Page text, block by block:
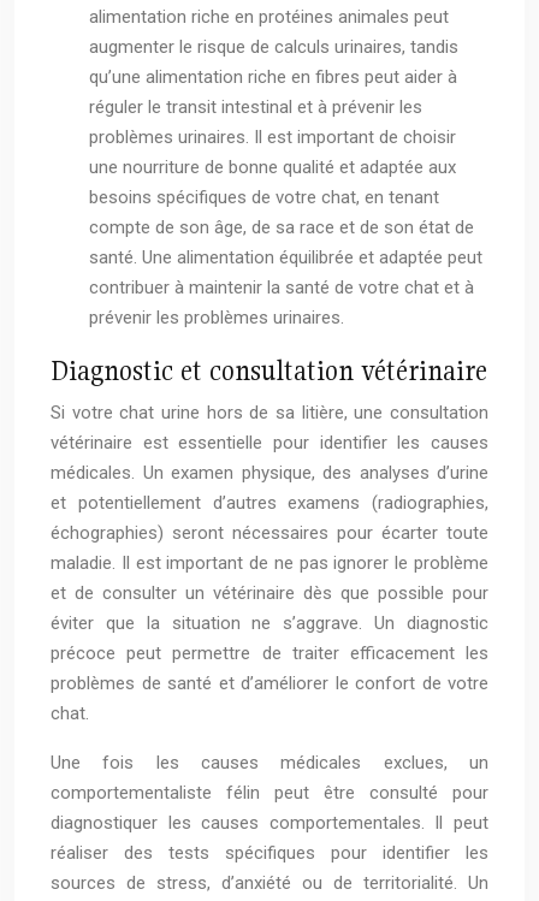
alimentation riche en protéines animales peut
augmenter le risque de calculs urinaires, tandis
qu’une alimentation riche en fibres peut aider à
réguler le transit intestinal et à prévenir les
problèmes urinaires. Il est important de choisir
une nourriture de bonne qualité et adaptée aux
besoins spécifiques de votre chat, en tenant
compte de son âge, de sa race et de son état de
santé. Une alimentation équilibrée et adaptée peut
contribuer à maintenir la santé de votre chat et à
prévenir les problèmes urinaires.
Diagnostic et consultation vétérinaire
Si votre chat urine hors de sa litière, une consultation
vétérinaire est essentielle pour identifier les causes
médicales. Un examen physique, des analyses d’urine
et potentiellement d’autres examens (radiographies,
échographies) seront nécessaires pour écarter toute
maladie. Il est important de ne pas ignorer le problème
et de consulter un vétérinaire dès que possible pour
éviter que la situation ne s’aggrave. Un diagnostic
précoce peut permettre de traiter efficacement les
problèmes de santé et d’améliorer le confort de votre
chat.
Une fois les causes médicales exclues, un
comportementaliste félin peut être consulté pour
diagnostiquer les causes comportementales. Il peut
réaliser des tests spécifiques pour identifier les
sources de stress, d’anxiété ou de territorialité. Un